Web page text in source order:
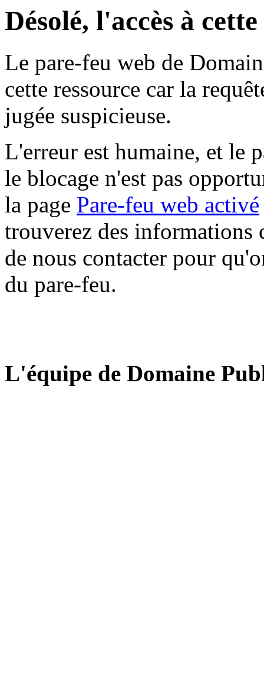
Désolé, l'accès à
Le pare-feu web de
cette ressource car la
jugée suspicieuse.
L'erreur est humaine, et le
le blocage n'est pas
la page Pare-feu web activé
trouverez des informations
de nous contacter pour
du pare-feu.
L'équipe de Domaine